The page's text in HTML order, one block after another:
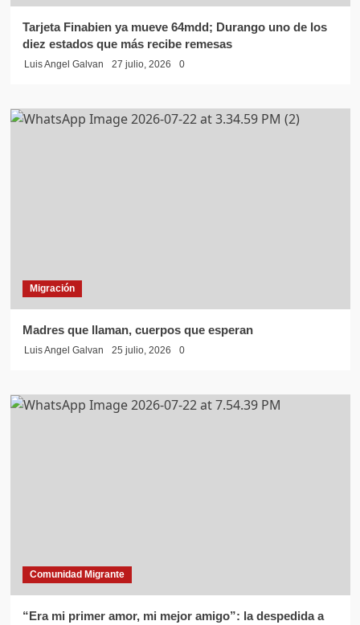
Tarjeta Finabien ya mueve 64mdd; Durango uno de los
diez estados que más recibe remesas
Luis Angel Galvan 27 julio, 2026 0
Migración
Madres que llaman, cuerpos que esperan
Luis Angel Galvan 25 julio, 2026 0
Comunidad Migrante
“Era mi primer amor, mi mejor amigo”: la despedida a